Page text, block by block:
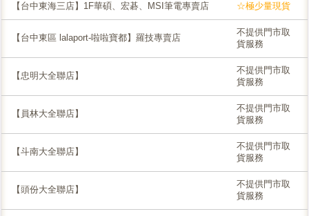
【台中東海三店】1F華碩、宏碁、MSI筆電專賣店 ☆極少量現貨
【台中東區 lalaport-啦啦寶都】羅技專賣店
不提供門市取
貨服務
【忠明大全聯店】
不提供門市取
貨服務
【員林大全聯店】
不提供門市取
貨服務
【斗南大全聯店】
不提供門市取
貨服務
【頭份大全聯店】
不提供門市取
貨服務